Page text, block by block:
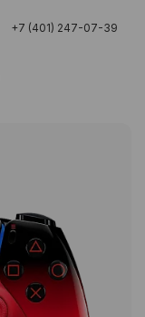
+7 (401) 247-07-39